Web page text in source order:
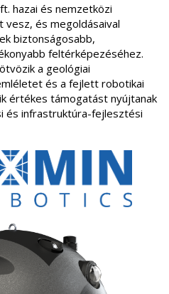
hazai és nemzetközi
és megoldásaival
biztonságosabb,
feltérképezéséhez.
a geológiai
és a fejlett robotikai
értékes támogatást nyújtanak
és infrastruktúra-fejlesztési